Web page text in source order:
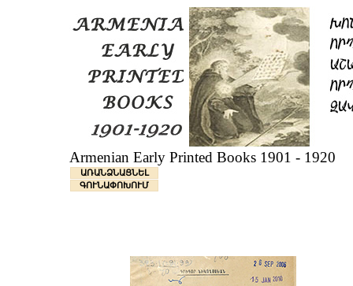
Armenian Early Printed Books 1901 - 1920
ԱՌԱՆՁՆԱՑՆԵԼ
ԳՈՒՆԱՓՈԽՈՒՄ